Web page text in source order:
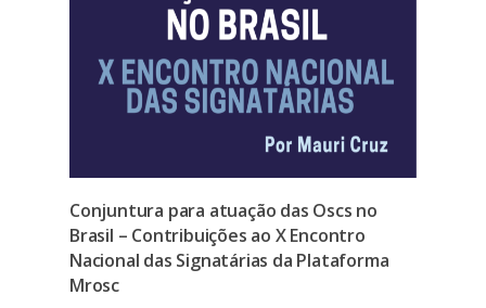
Conjuntura para atuação das Oscs no
Brasil – Contribuições ao X Encontro
Nacional das Signatárias da Plataforma
Mrosc